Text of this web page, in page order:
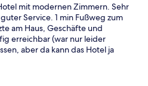
mit modernen Zimmern. Sehr
Service. 1 min Fußweg zum
am Haus, Geschäfte und
erreichbar (war nur leider
aber da kann das Hotel ja
für mich ist der hygienische,
Es könnten mehr